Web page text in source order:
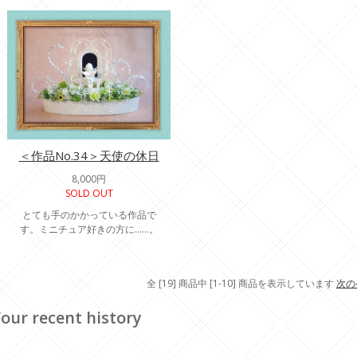
＜作品No.34＞天使の休日
8,000円
SOLD OUT
とても手のかかっている作品で
す。ミニチュア好きの方に……。
全 [19] 商品中 [1-10] 商品を表示しています 次
recent history